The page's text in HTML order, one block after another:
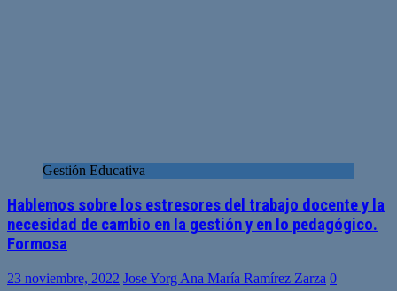
Gestión Educativa
Hablemos sobre los estresores del trabajo docente y la
necesidad de cambio en la gestión y en lo pedagógico.
Formosa
23 noviembre, 2022 Jose Yorg Ana María Ramírez Zarza 0